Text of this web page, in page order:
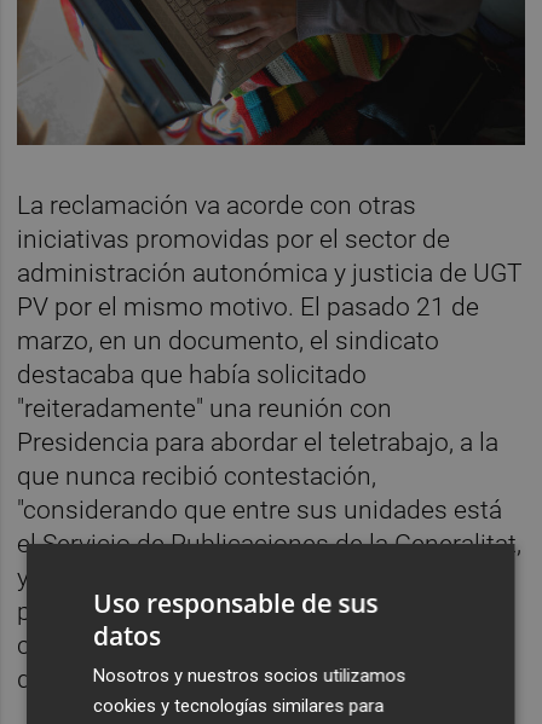
La reclamación va acorde con otras
iniciativas promovidas por el sector de
administración autonómica y justicia de UGT
PV por el mismo motivo. El pasado 21 de
marzo, en un documento, el sindicato
destacaba que había solicitado
"reiteradamente" una reunión con
Presidencia para abordar el teletrabajo, a la
que nunca recibió contestación,
"considerando que entre sus unidades está
el Servicio de Publicaciones de la Generalitat,
y que este mismo servicio ya fue un exitoso
programa de teletrabajo hace varios años,
con anterioridad a la pandemia y al primer
decreto" que lo regulaba.
Uso responsable de sus
datos
Nosotros y nuestros socios utilizamos
cookies y tecnologías similares para